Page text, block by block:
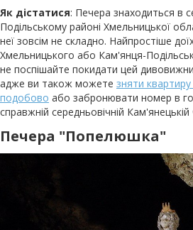
Як дістатися: Печера знаходиться в
Подільському районі Хмельницької
неї зовсім не складно. Найпростіше
Хмельницького або Кам'янця-
не поспішайте покидати цей
адже ви також можете зняти
подобово або забронювати номер в
справжній середньовічній Кам'янецькій
Печера "Попелюшка"